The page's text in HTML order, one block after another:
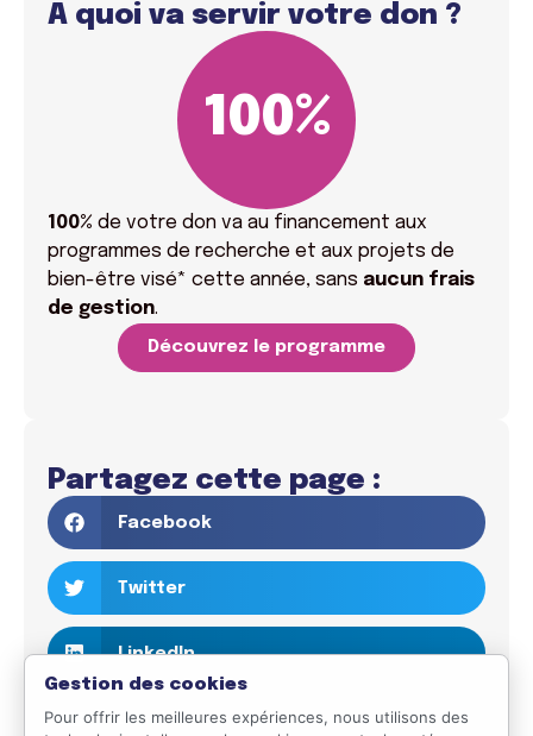
A quoi va servir votre don ?
100%
100% de votre don va au financement aux
programmes de recherche et aux projets de
bien-être visé* cette année, sans aucun frais
de gestion.
Découvrez le programme
Partagez cette page :
Facebook
Twitter
LinkedIn
Email
Gestion des cookies
Pour offrir les meilleures expériences, nous utilisons des